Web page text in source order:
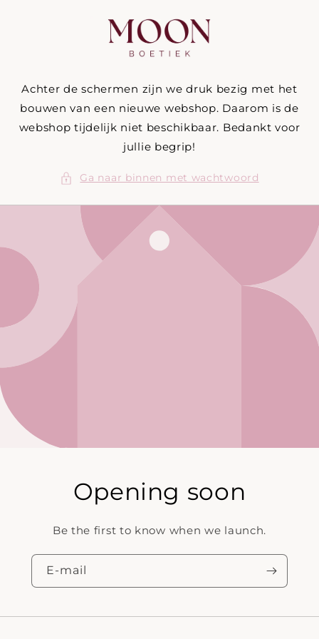
Achter de schermen zijn we druk bezig met het
bouwen van een nieuwe webshop. Daarom is de
webshop tijdelijk niet beschikbaar. Bedankt voor
jullie begrip!
Ga naar binnen met wachtwoord
Opening soon
Be the first to know when we launch.
E‑mail